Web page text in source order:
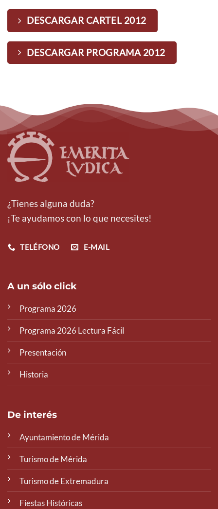
DESCARGAR CARTEL 2012
DESCARGAR PROGRAMA 2012
¿Tienes alguna duda?
¡Te ayudamos con lo que necesites!
TELÉFONO E-MAIL
A un sólo click
Programa 2026
Programa 2026 Lectura Fácil
Presentación
Historia
De interés
Ayuntamiento de Mérida
Turismo de Mérida
Turismo de Extremadura
Fiestas Históricas